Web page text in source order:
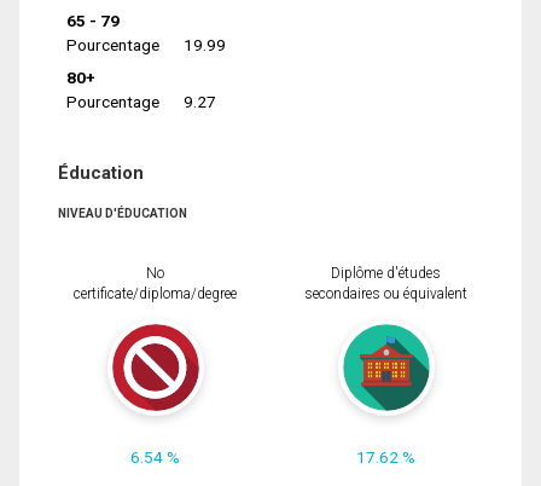
65 - 79
Pourcentage
19.99
80+
Pourcentage
9.27
Éducation
NIVEAU D'ÉDUCATION
No
certificate/diploma/degree
6.54 %
Diplôme d'études
secondaires ou équivalent
17.62 %